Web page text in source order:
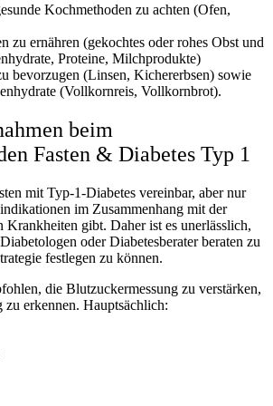
Kochmethoden zu achten (Ofen,
zu ernähren (gekochtes oder rohes Obst und
Proteine, Milchprodukte)
bevorzugen (Linsen, Kichererbsen) sowie
(Vollkornreis, Vollkornbrot).
beim
Fasten & Diabetes Typ 1
mit Typ-1-Diabetes vereinbar, aber nur
im Zusammenhang mit der
Krankheiten gibt. Daher ist es unerlässlich,
oder Diabetesberater beraten zu
festlegen zu können.
die Blutzuckermessung zu verstärken,
erkennen. Hauptsächlich: